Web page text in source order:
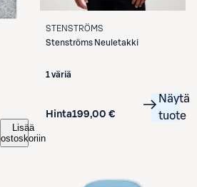
Lisää
ostoskoriin
STENSTRÖMS
Stenströms Neuletakki
1 väriä
Hinta199,00 €
Näytä
tuote